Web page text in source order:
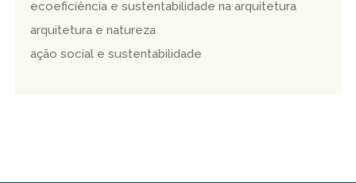
ecoeficiência e sustentabilidade na arquitetura
arquitetura e natureza
ação social e sustentabilidade